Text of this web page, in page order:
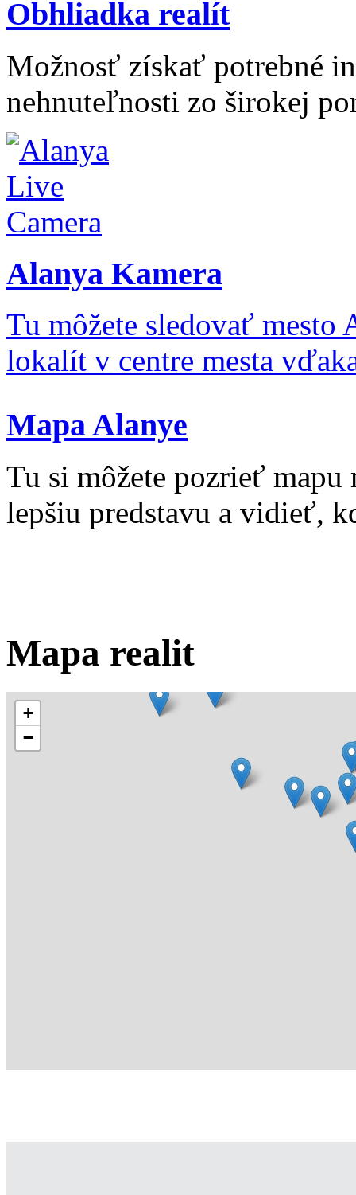
Obhliadka realít
Možnosť získať potrebné
nehnuteľnosti zo širokej
Alanya Kamera
Tu môžete sledovať mesto
lokalít v centre mesta
Mapa Alanye
Tu si môžete pozrieť
lepšiu predstavu a vidieť,
Mapa realit
+
−